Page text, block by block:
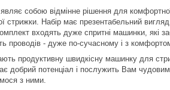
являє собою відмінне рішення для
стрижки. Набір має презентабельний
входять дуже спритні машинки, які
проводів - дуже по-сучасному і з
продуктивну швидкісну машинку для
добрий потенціал і послужить Вам
з ними.